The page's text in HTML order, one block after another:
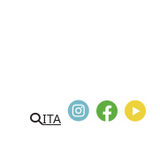
ITA
Instagram